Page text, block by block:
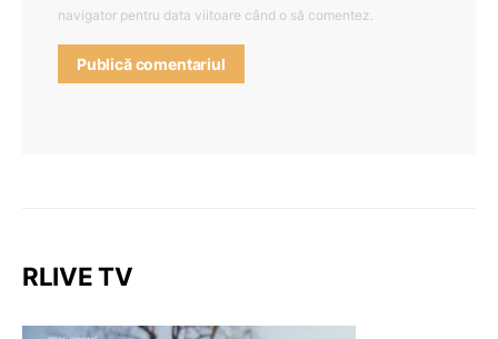
navigator pentru data viitoare când o să comentez.
RLIVE TV